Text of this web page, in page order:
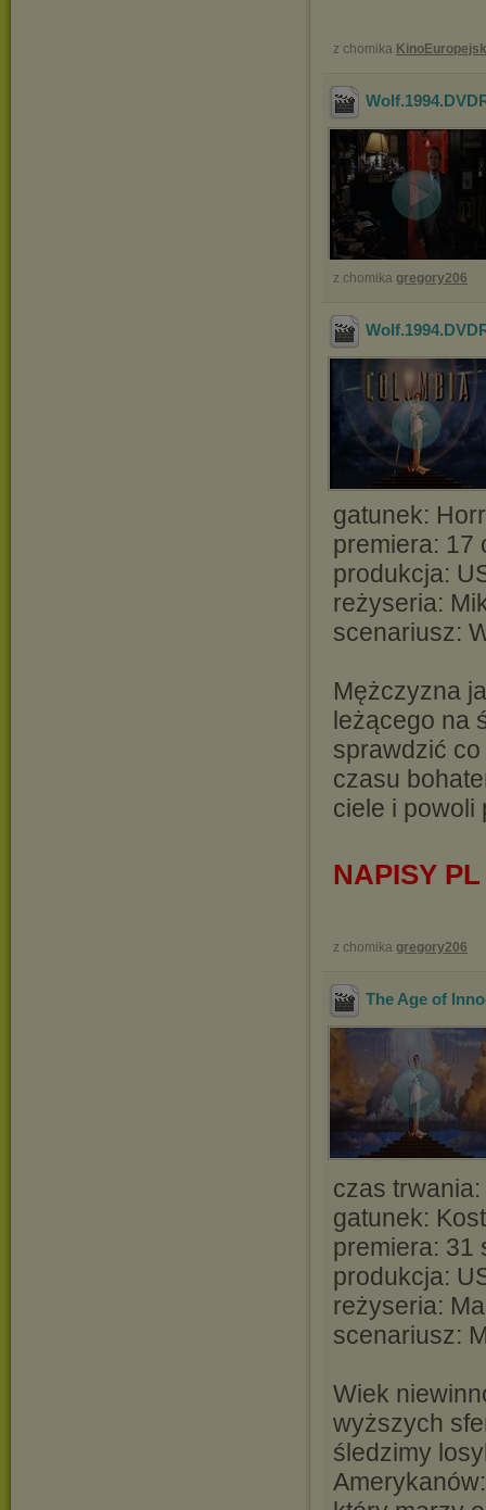
z chomika
z chomika gregory206
gatunek:
premiera: 17
produkcja:
reżyseria:
scenariusz:
Mężczyzna
leżącego na
sprawdzić co
czasu
ciele i powoli
NAPISY PL
z chomika gregory206
The Age of
czas
gatunek:
premiera: 31
produkcja:
reżyseria:
scenariusz:
Wiek
wyższych
śledzimy